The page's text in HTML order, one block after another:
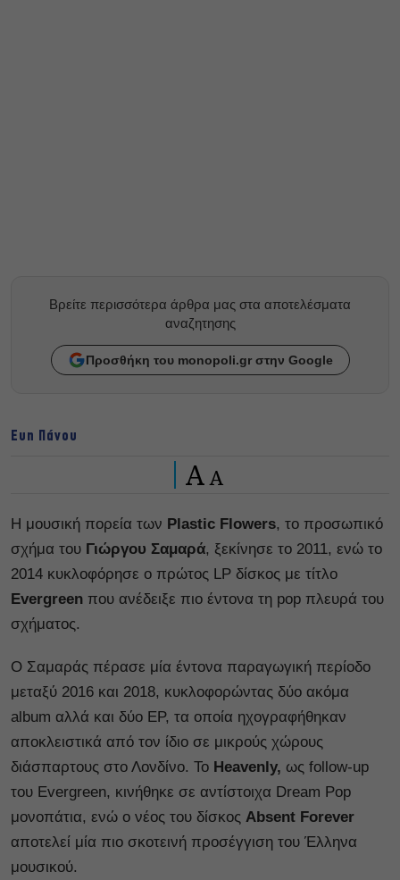
Βρείτε περισσότερα άρθρα μας στα αποτελέσματα
αναζητησης
Προσθήκη του monopoli.gr στην Google
Eυη Πάνου
A A
H μουσική πορεία των Plastic Flowers, το προσωπικό
σχήμα του Γιώργου Σαμαρά, ξεκίνησε το 2011, ενώ το
2014 κυκλοφόρησε ο πρώτος LP δίσκος με τίτλο
Evergreen που ανέδειξε πιο έντονα τη pop πλευρά του
σχήματος.
Ο Σαμαράς πέρασε μία έντονα παραγωγική περίοδο
μεταξύ 2016 και 2018, κυκλοφορώντας δύο ακόμα
album αλλά και δύο EP, τα οποία ηχογραφήθηκαν
αποκλειστικά από τον ίδιο σε μικρούς χώρους
διάσπαρτους στο Λονδίνο. Το Heavenly, ως follow-up
του Evergreen, κινήθηκε σε αντίστοιχα Dream Pop
μονοπάτια, ενώ ο νέος του δίσκος Absent Forever
αποτελεί μία πιο σκοτεινή προσέγγιση του Έλληνα
μουσικού.